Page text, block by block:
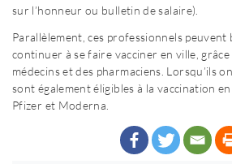
sur l’honneur ou bulletin de salaire).
Parallèlement, ces professionnels peuvent
continuer à se faire vacciner en ville,
médecins et des pharmaciens. Lorsqu’ils
sont également éligibles à la vaccination
Pfizer et Moderna.